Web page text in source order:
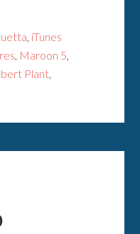
iTunes
Maroon 5
Plant